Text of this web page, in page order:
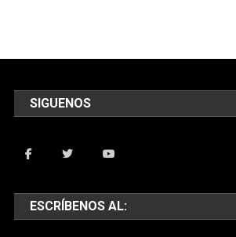
SIGUENOS
ESCRÍBENOS AL: